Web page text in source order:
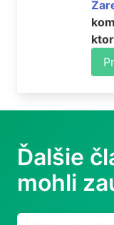
Ďalšie
mohli